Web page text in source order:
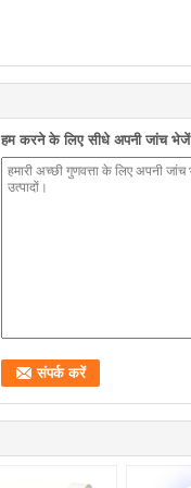
हम करने के लिए सीधे अपनी जांच भेजें